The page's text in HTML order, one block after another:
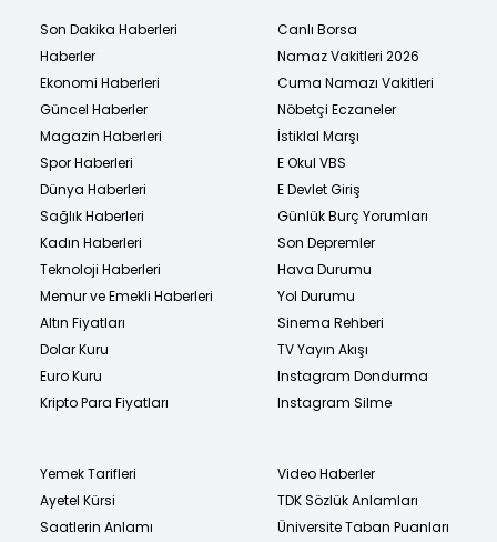
Son Dakika Haberleri
Haberler
Ekonomi Haberleri
Güncel Haberler
Magazin Haberleri
Spor Haberleri
Dünya Haberleri
Sağlık Haberleri
Kadın Haberleri
Teknoloji Haberleri
Memur ve Emekli Haberleri
Altın Fiyatları
Dolar Kuru
Euro Kuru
Kripto Para Fiyatları
Canlı Borsa
Namaz Vakitleri 2026
Cuma Namazı Vakitleri
Nöbetçi Eczaneler
İstiklal Marşı
E Okul VBS
E Devlet Giriş
Günlük Burç Yorumları
Son Depremler
Hava Durumu
Yol Durumu
Sinema Rehberi
TV Yayın Akışı
Instagram Dondurma
Instagram Silme
Yemek Tarifleri
Ayetel Kürsi
Saatlerin Anlamı
Video Haberler
TDK Sözlük Anlamları
Üniversite Taban Puanları